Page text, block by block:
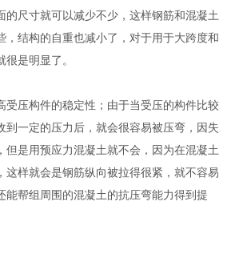
的尺寸就可以减少不少，这样钢筋和混凝土
，结构的自重也减小了，对于用于大跨度和
很是明显了。
受压构件的稳定性；由于当受压的构件比较
到一定的压力后，就会很容易被压弯，因失
但是用预应力混凝土就不会，因为在混凝土
这样就会是钢筋纵向被拉得很紧，就不容易
能帮组周围的混凝土的抗压弯能力得到提